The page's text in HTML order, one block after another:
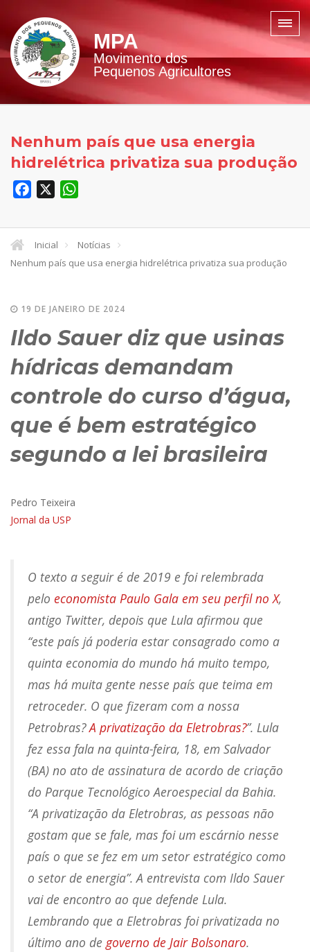
MPA
Movimento dos
Pequenos Agricultores
Nenhum país que usa energia
hidrelétrica privatiza sua produção
Facebook
Inicial
Notícias
Nenhum país que usa energia hidrelétrica privatiza sua produção
19 DE JANEIRO DE 2024
Ildo Sauer diz que usinas
hídricas demandam
controle do curso d’água,
que é bem estratégico
segundo a lei brasileira
Pedro Teixeira
Jornal da USP
O texto a seguir é de 2019 e foi relembrada
pelo economista Paulo Gala em seu perfil no X,
antigo Twitter, depois que Lula afirmou que
“este país já poderia estar consagrado como a
quinta economia do mundo há muito tempo,
mas há muita gente nesse país que teima em
retroceder. O que fizeram com a nossa
Petrobras?A privatização da Eletrobras?”. Lula
fez essa fala na quinta-feira, 18, em Salvador
(BA) no ato de assinatura de acordo de criação
do Parque Tecnológico Aeroespecial da Bahia.
“A privatização da Eletrobras, as pessoas não
gostam que se fale, mas foi um escárnio nesse
país o que se fez em um setor estratégico como
o setor de energia”. A entrevista com Ildo Sauer
vai de encontro ao que defende Lula.
Lembrando que a Eletrobras foi privatizada no
último ano de governo de Jair Bolsonaro.